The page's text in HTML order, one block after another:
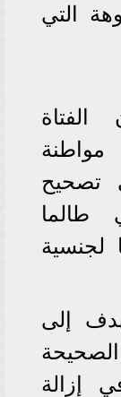
التي
تصحيح
طالما
لجنسية
إلى
إزالة